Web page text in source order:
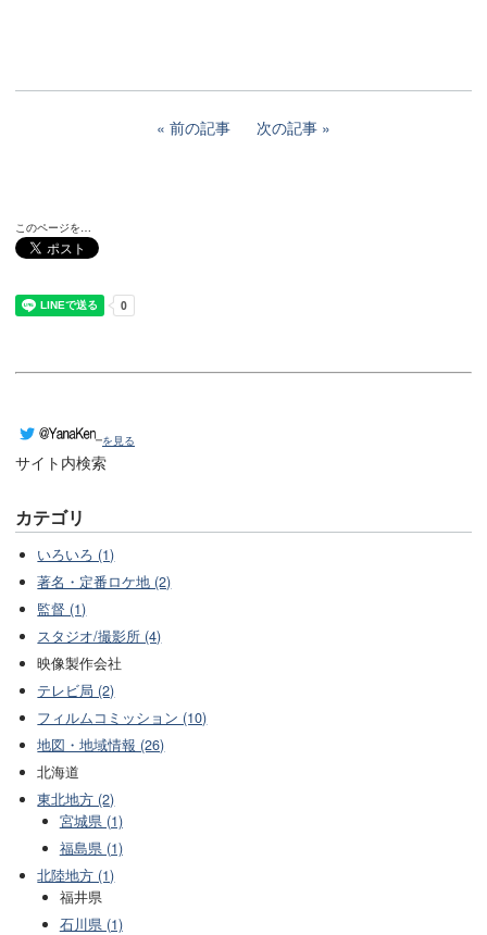
前の記事 次の記事
このページを…
を見る
サイト内検索
カテゴリ
いろいろ (1)
著名・定番ロケ地 (2)
監督 (1)
スタジオ/撮影所 (4)
映像製作会社
テレビ局 (2)
フィルムコミッション (10)
地図・地域情報 (26)
北海道
東北地方 (2)
宮城県 (1)
福島県 (1)
北陸地方 (1)
福井県
石川県 (1)